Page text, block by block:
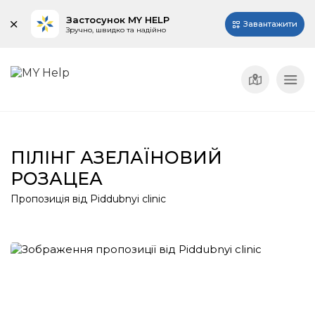
Застосунок MY HELP
Зручно, швидко та надійно
Завантажити
ПІЛІНГ АЗЕЛАЇНОВИЙ
РОЗАЦЕА
Пропозиція від Piddubnyi clinic